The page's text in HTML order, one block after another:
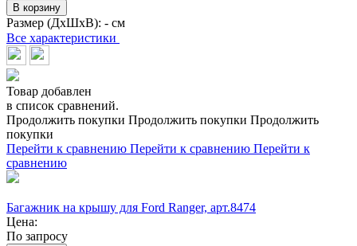
В корзину
Размер (ДхШхВ): - см
Все характеристики
Товар добавлен
в список сравнений.
Продолжить покупки Продолжить покупки Продолжить
покупки
Перейти к сравнению Перейти к сравнению Перейти к
сравнению
Багажник на крышу для Ford Ranger, арт.8474
Цена:
По запросу